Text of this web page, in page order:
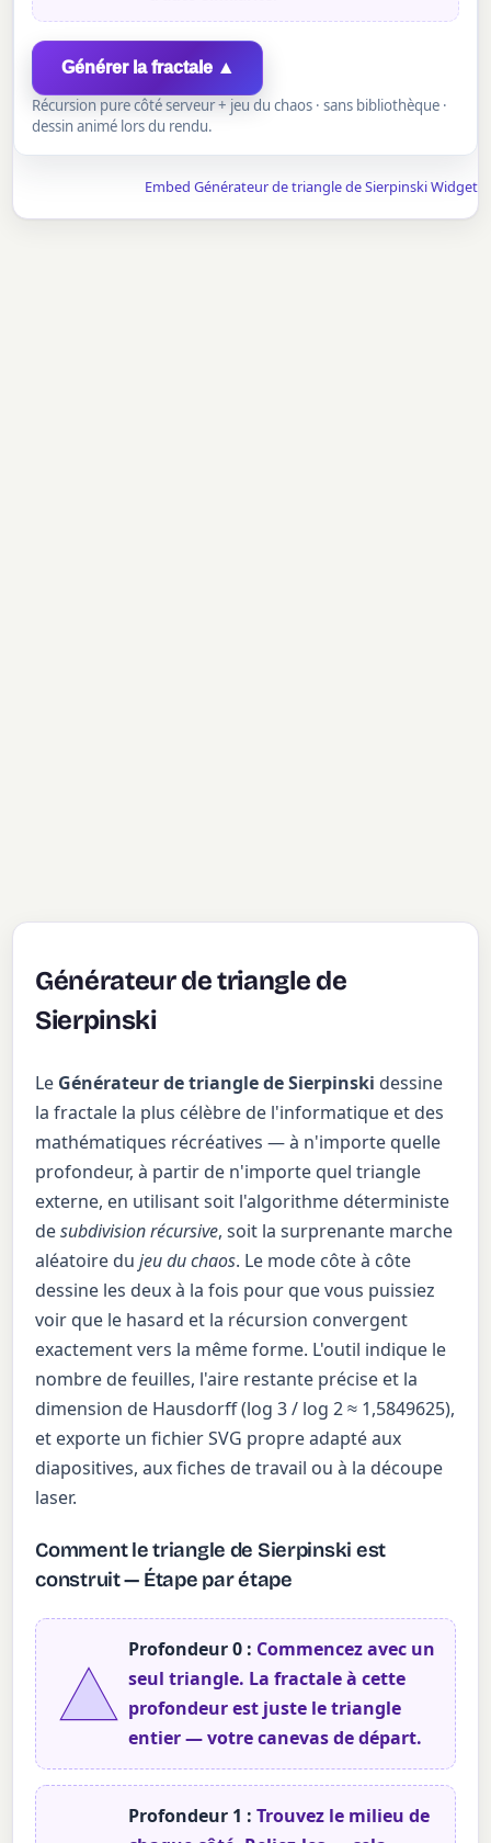
Générer la fractale ▲
Récursion pure côté serveur + jeu du chaos · sans bibliothèque ·
dessin animé lors du rendu.
Embed Générateur de triangle de Sierpinski Widget
Générateur de triangle de
Sierpinski
Le Générateur de triangle de Sierpinski dessine
la fractale la plus célèbre de l'informatique et des
mathématiques récréatives — à n'importe quelle
profondeur, à partir de n'importe quel triangle
externe, en utilisant soit l'algorithme déterministe
desubdivision récursive, soit la surprenante marche
aléatoire dujeu du chaos. Le mode côte à côte
dessine les deux à la fois pour que vous puissiez
voir que le hasard et la récursion convergent
exactement vers la même forme. L'outil indique le
nombre de feuilles, l'aire restante précise et la
dimension de Hausdorff (log 3 / log 2 ≈ 1,5849625),
et exporte un fichier SVG propre adapté aux
diapositives, aux fiches de travail ou à la découpe
laser.
Comment le triangle de Sierpinski est
construit — Étape par étape
Profondeur 0 : Commencez avec un
seul triangle. La fractale à cette
profondeur est juste le triangle
entier — votre canevas de départ.
Profondeur 1 : Trouvez le milieu de